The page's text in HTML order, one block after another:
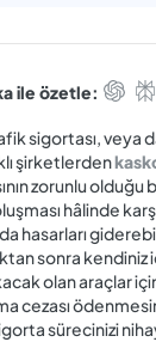
ile özetle:
sigortası, veya
şirketlerden
zorunlu
hâlinde
hasarları
sonra kendiniz
olan araçlar
cezası
sürecinizi